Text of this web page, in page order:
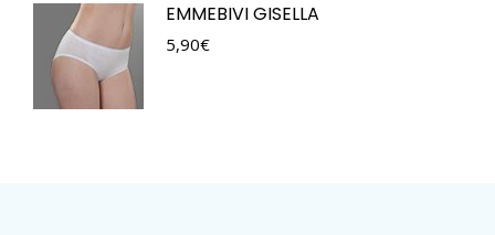
EMMEBIVI GISELLA
5,90€